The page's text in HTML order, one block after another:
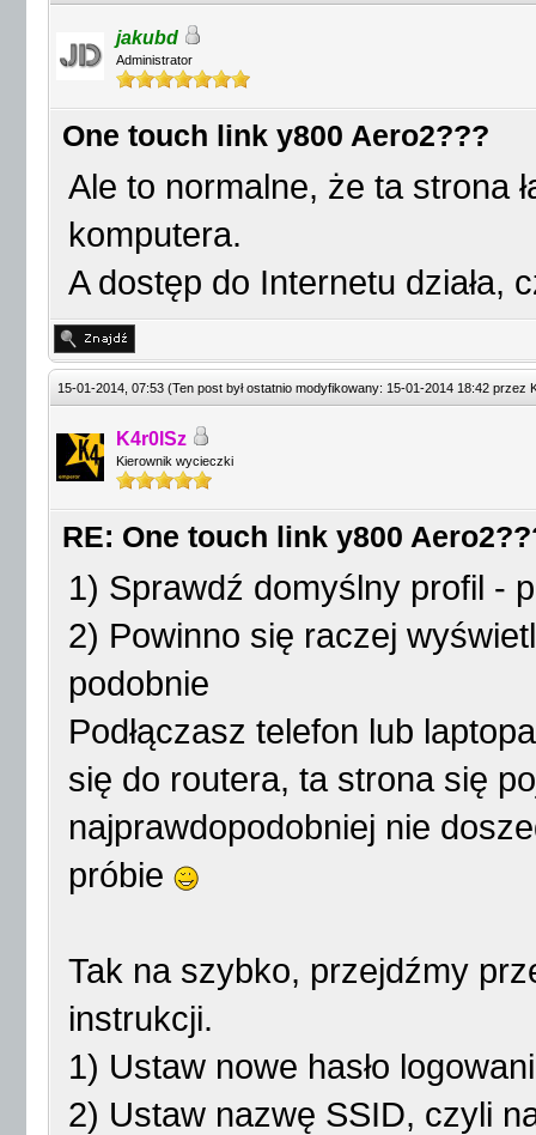
jakubd
Administrator
One touch link y800 Aero2???
Ale to normalne, że ta strona
komputera.
A dostęp do Internetu działa,
15-01-2014, 07:53 (Ten post był ostatnio modyfikowany: 15-01-2014 18:42 przez
K4r0lSz
Kierownik wycieczki
RE: One touch link y800
1) Sprawdź domyślny profil -
2) Powinno się raczej
podobnie
Podłączasz telefon lub
się do routera, ta strona się
najprawdopodobniej nie
próbie
Tak na szybko, przejdźmy
instrukcji.
1) Ustaw nowe hasło
2) Ustaw nazwę SSID, czyli